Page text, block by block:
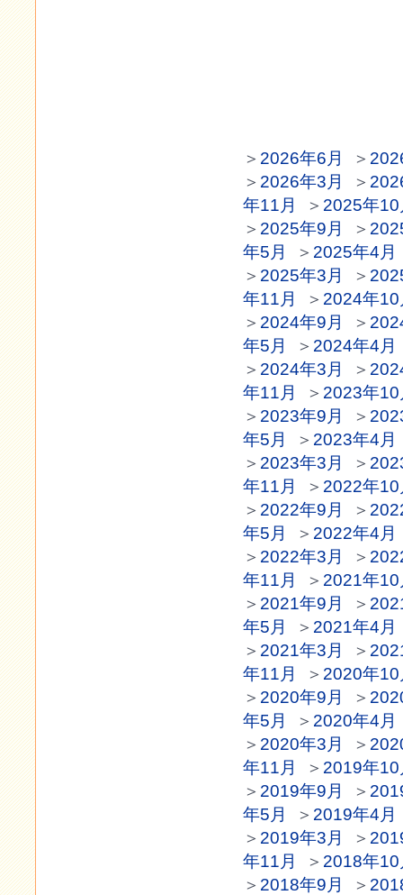
＞ 2026年6月 ＞
＞ 2026年3月 ＞
年11月
＞ 2025年10
＞ 2025年9月 ＞
年5月
＞ 2025年4月
＞ 2025年3月 ＞
年11月
＞ 2024年10
＞ 2024年9月 ＞
年5月
＞ 2024年4月
＞ 2024年3月 ＞
年11月
＞ 2023年10
＞ 2023年9月 ＞
年5月
＞ 2023年4月
＞ 2023年3月 ＞
年11月
＞ 2022年10
＞ 2022年9月 ＞
年5月
＞ 2022年4月
＞ 2022年3月 ＞
年11月
＞ 2021年10
＞ 2021年9月 ＞
年5月
＞ 2021年4月
＞ 2021年3月 ＞
年11月
＞ 2020年10
＞ 2020年9月 ＞
年5月
＞ 2020年4月
＞ 2020年3月 ＞
年11月
＞ 2019年10
＞ 2019年9月 ＞
年5月
＞ 2019年4月
＞ 2019年3月 ＞
年11月
＞ 2018年10
＞ 2018年9月 ＞